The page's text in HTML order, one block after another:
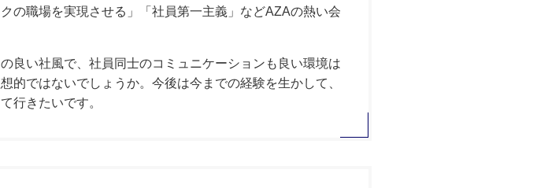
の職場を実現させる」「社員第一主義」などAZAの熱い会
良い社風で、社員同士のコミュニケーションも良い環境は
的ではないでしょうか。今後は今までの経験を生かして、
行きたいです。